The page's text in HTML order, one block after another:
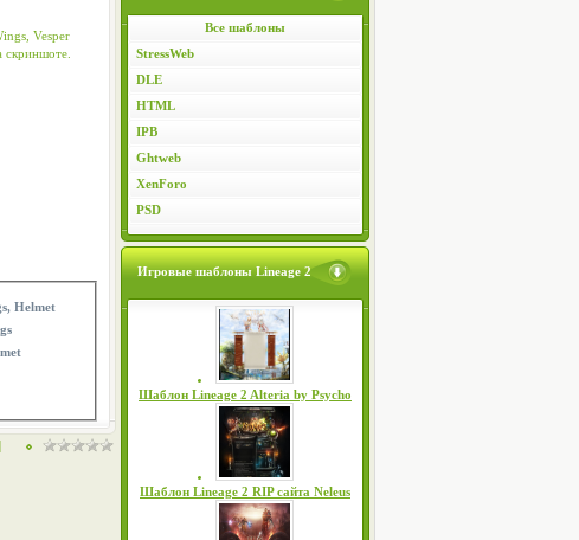
Все шаблоны
StressWeb
DLE
HTML
IPB
Ghtweb
XenForo
PSD
Игровые шаблоны Lineage 2
Шаблон Lineage 2 Alteria by Psycho
Шаблон Lineage 2 RIP сайта Neleus
Vesper
Helmet
|